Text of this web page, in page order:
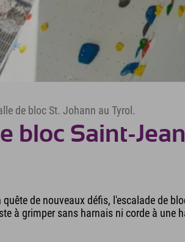
de bloc St. Johann au Tyrol.
bloc Saint-Jean
de nouveaux défis, l'escalade de
à grimper sans harnais ni corde à une